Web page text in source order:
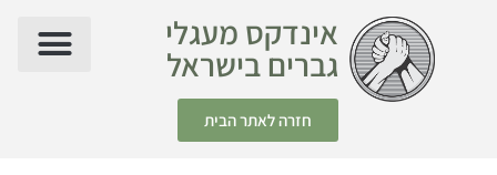
אינדקס מעגלי
גברים בישראל
חזרה לאתר הבית